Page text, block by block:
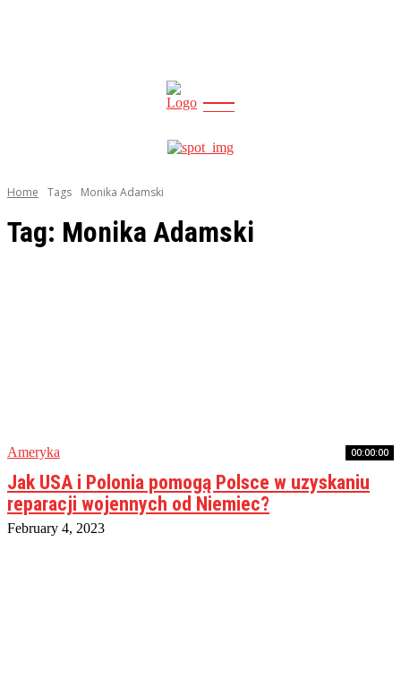
news
Home Tags Monika Adamski
Tag: Monika Adamski
Ameryka 00:00:00
Jak USA i Polonia pomogą Polsce w uzyskaniu
reparacji wojennych od Niemiec?
February 4, 2023